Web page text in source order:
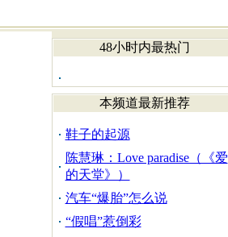
48小时内最热门
本频道最新推荐
鞋子的起源
陈慧琳：Love paradise（《爱
的天堂》）
汽车“爆胎”怎么说
“假唱”惹倒彩